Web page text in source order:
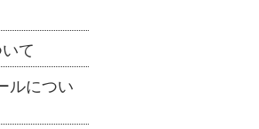
て
ルについ